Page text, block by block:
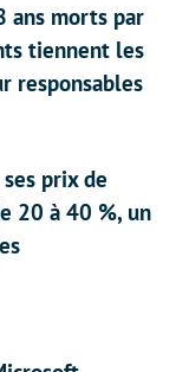
ans morts par
tiennent les
responsables
prix de
20 à 40 %, un